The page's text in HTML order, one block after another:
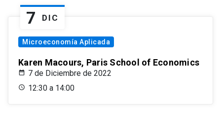
7 DIC
Microeconomía Aplicada
Karen Macours, Paris School of Economics
7 de Diciembre de 2022
12:30 a 14:00